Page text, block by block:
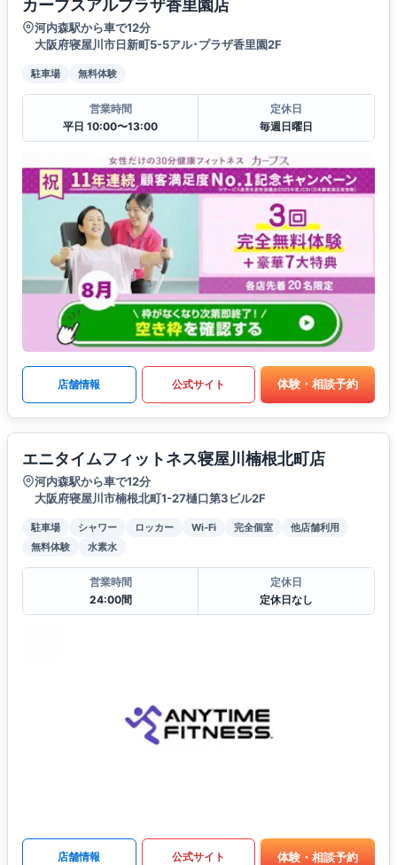
カーブスアルプラザ香里園店
河内森駅から車で12分
大阪府寝屋川市日新町5-5アル･プラザ香里園2F
駐車場 無料体験
営業時間
平日 10:00〜13:00
定休日
毎週日曜日
店舗情報 公式サイト 体験・相談予約
エニタイムフィットネス寝屋川楠根北町店
河内森駅から車で12分
大阪府寝屋川市楠根北町1-27樋口第3ビル2F
駐車場 シャワー ロッカー Wi-Fi 完全個室
他店舗利用
無料体験
水素水
営業時間
24:00間
定休日
定休日なし
店舗情報 公式サイト 体験・相談予約